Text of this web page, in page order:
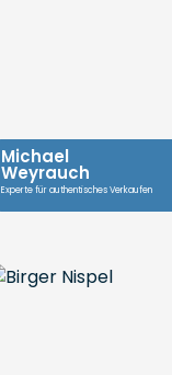
Michael
Weyrauch
Experte für authentisches Verkaufen